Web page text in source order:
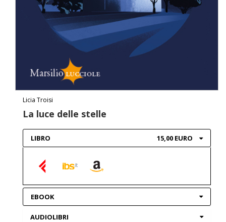
Licia Troisi
La luce delle stelle
LIBRO 15,00 EURO
EBOOK
AUDIOLIBRI